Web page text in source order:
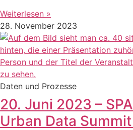
Weiterlesen »
28. November 2023
Daten und Prozesse
20. Juni 2023 –
Urban Data Summit